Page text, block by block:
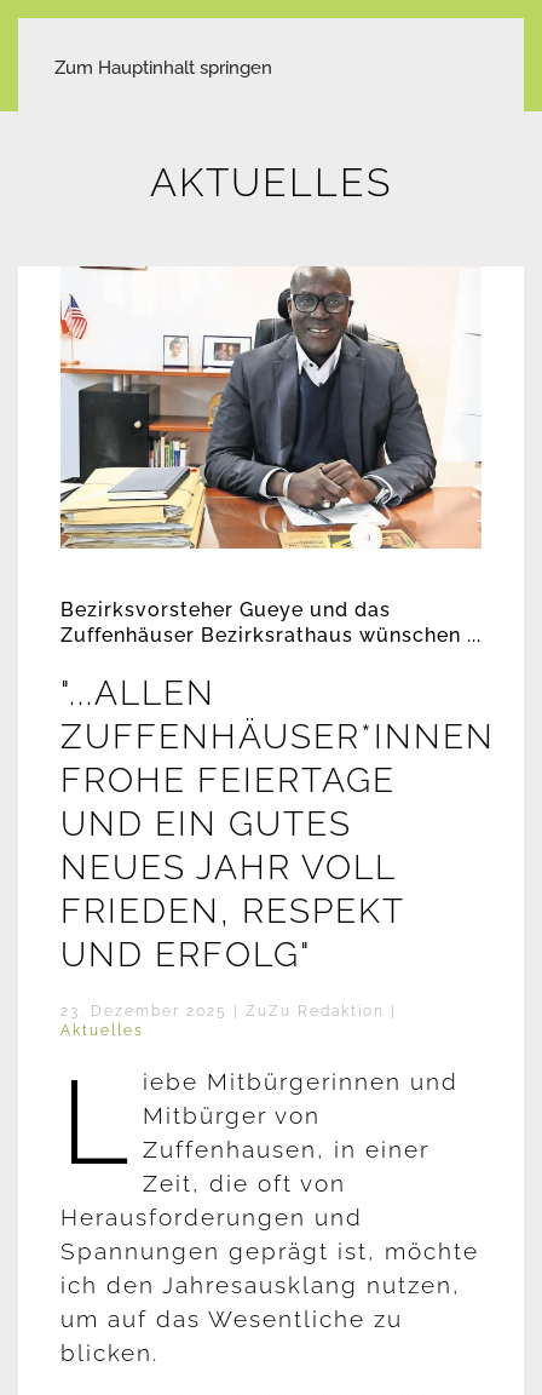
Zum Hauptinhalt springen
AKTUELLES
Bezirksvorsteher Gueye und das
Zuffenhäuser Bezirksrathaus wünschen ...
"...ALLEN
ZUFFENHÄUSER*INNEN
FROHE FEIERTAGE
UND EIN GUTES
NEUES JAHR VOLL
FRIEDEN, RESPEKT
UND ERFOLG"
23. Dezember 2025
| ZuZu Redaktion |
Aktuelles
L iebe Mitbürgerinnen und
Mitbürger von
Zuffenhausen, in einer
Zeit, die oft von
Herausforderungen und
Spannungen geprägt ist, möchte
ich den Jahresausklang nutzen,
um auf das Wesentliche zu
blicken.